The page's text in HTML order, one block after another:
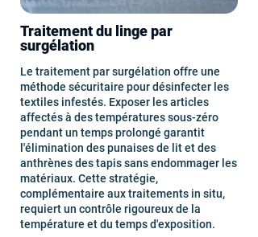
Traitement du linge par
surgélation
Le traitement par surgélation offre une
méthode sécuritaire pour désinfecter les
textiles infestés. Exposer les articles
affectés à des températures sous-zéro
pendant un temps prolongé garantit
l'élimination des punaises de lit et des
anthrènes des tapis sans endommager les
matériaux. Cette stratégie,
complémentaire aux traitements in situ,
requiert un contrôle rigoureux de la
température et du temps d'exposition.